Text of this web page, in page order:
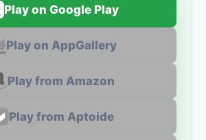
Play on Google Play
Play on AppGallery
Play from Amazon
Play from Aptoide